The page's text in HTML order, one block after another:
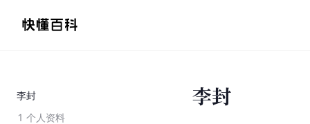
李封
1 个人资料
李封